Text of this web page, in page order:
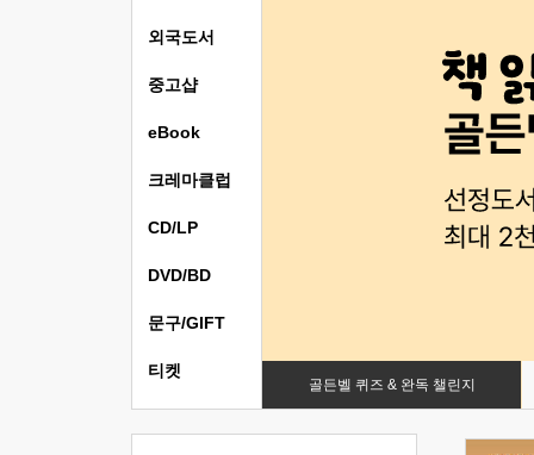
골든벨 퀴즈 & 완독 챌린지
외국도서
중고샵
eBook
크레마클럽
CD/LP
DVD/BD
문구/GIFT
티켓